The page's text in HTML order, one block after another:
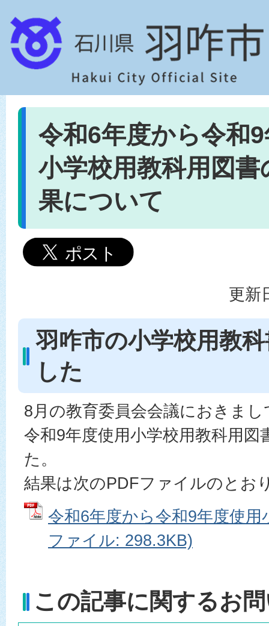
令和6年度から令和
小学校用教科用図書
果について
更新
羽咋市の小学校用教
した
8月の教育委員会会議におきま
令和9年度使用小学校用教科用図
た。
結果は次のPDFファイルのとお
令和6年度から令和9年度使用
ファイル: 298.3KB)
この記事に関するお